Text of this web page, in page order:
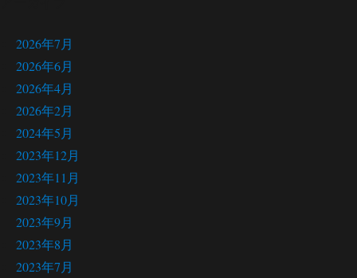
2026年7月
2026年6月
2026年4月
2026年2月
2024年5月
2023年12月
2023年11月
2023年10月
2023年9月
2023年8月
2023年7月